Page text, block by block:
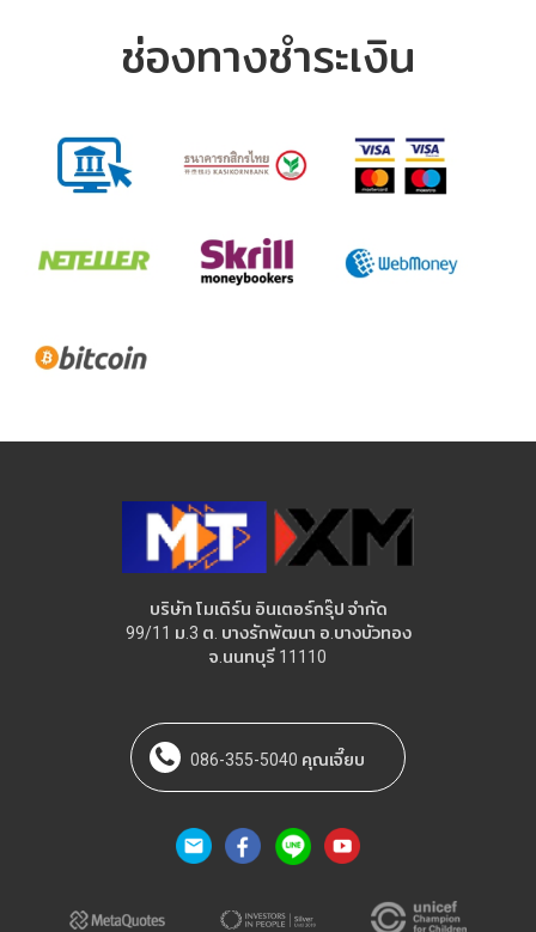
ช่องทางชำระเงิน
บริษัท โมเดิร์น อินเตอร์กรุ๊ป จำกัด
99/11 ม.3 ต. บางรักพัฒนา อ.บางบัวทอง
จ.นนทบุรี 11110
086-355-5040 คุณเจี๊ยบ